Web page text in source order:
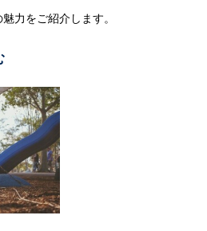
力をご紹介します。